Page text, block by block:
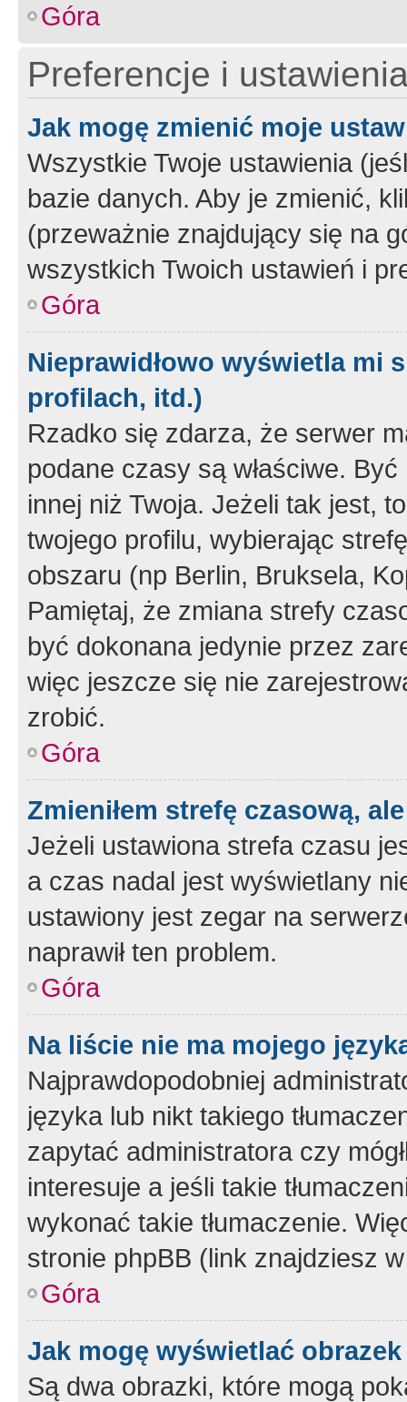
Góra
Preferencje i
Jak mogę zmienić moje
Wszystkie Twoje ustawienia
bazie danych. Aby je zmienić,
(przeważnie znajdujący się na
wszystkich Twoich ustawień i
Góra
Nieprawidłowo wyświetla mi
profilach, itd.)
Rzadko się zdarza, że serwer
podane czasy są właściwe.
innej niż Twoja. Jeżeli tak jest,
twojego profilu, wybierając
obszaru (np Berlin, Bruksela,
Pamiętaj, że zmiana strefy
być dokonana jedynie przez
więc jeszcze się nie
zrobić.
Góra
Zmieniłem strefę czasową,
Jeżeli ustawiona strefa czasu
a czas nadal jest wyświetlany
ustawiony jest zegar na
naprawił ten problem.
Góra
Na liście nie ma mojego
Najprawdopodobniej
języka lub nikt takiego
zapytać administratora czy
interesuje a jeśli takie
wykonać takie tłumaczenie.
stronie phpBB (link znajdziesz
Góra
Jak mogę wyświetlać
Są dwa obrazki, które mogą